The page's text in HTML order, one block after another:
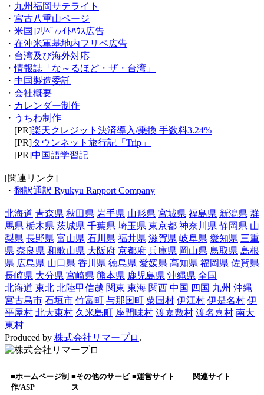
・ 九州福岡サテライト
・ 宮古八重山ページ
・ 米国]ﾌﾘﾍﾟ/ﾗｲﾄﾊｳｽ広告
・ 在沖米軍基地内フリペ広告
・ 台湾及び海外対応
・情報誌「な～るほど・ザ・台湾」
・ 中国製造委託
・ 会社概要
・ カレンダー制作
・ うちわ制作
[PR]楽天クレジット決済導入/乗換 手数料3.24%
[PR]タウンネット旅行記「Trip」
[PR]中国語学習記
[関連リンク]
・ 翻訳通訳 Ryukyu Rapport Company
北海道 青森県 秋田県 岩手県 山形県 宮城県 福島県 新潟県 群
馬県 栃木県 茨城県 千葉県 埼玉県 東京都 神奈川県 静岡県 山
梨県 長野県 富山県 石川県 福井県 滋賀県 岐阜県 愛知県 三重
県 奈良県 和歌山県 大阪府 京都府 兵庫県 岡山県 鳥取県 島根
県 広島県 山口県 香川県 徳島県 愛媛県 高知県 福岡県 佐賀県
長崎県 大分県 宮崎県 熊本県 鹿児島県 沖縄県 全国
北海道 東北 北陸甲信越 関東 東海 関西 中国 四国 九州 沖縄
宮古島市 石垣市 竹富町 与那国町 粟国村 伊江村 伊是名村 伊
平屋村 北大東村 久米島町 座間味村 渡嘉敷村 渡名喜村 南大
東村
Produced by 株式会社リマープロ .
■ホームページ制
作/ASP
■その他のサービ
ス
■運営サイト 関連サイト